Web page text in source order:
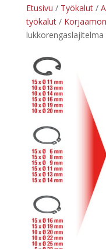
Etusivu / Työkalut/
työkalut/